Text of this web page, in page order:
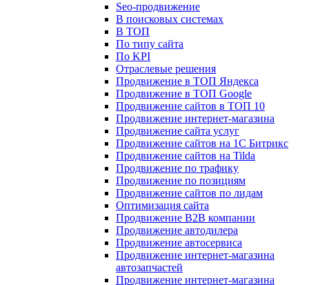
Seo-продвижение
В поисковых системах
В ТОП
По типу сайта
По KPI
Отраслевые решения
Продвижение в ТОП Яндекса
Продвижение в ТОП Google
Продвижение сайтов в ТОП 10
Продвижение интернет-магазина
Продвижение сайта услуг
Продвижение сайтов на 1С Битрикс
Продвижение сайтов на Tilda
Продвижение по трафику
Продвижение по позициям
Продвижение сайтов по лидам
Оптимизация сайта
Продвижение B2B компании
Продвижение автодилера
Продвижение автосервиса
Продвижение интернет-магазина
автозапчастей
Продвижение интернет-магазина